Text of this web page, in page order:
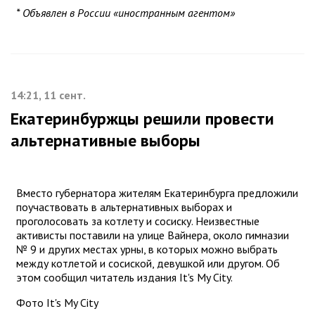
* Объявлен в России «иностранным агентом»
14:21, 11 сент.
Екатеринбуржцы решили провести
альтернативные выборы
Вместо губернатора жителям Екатеринбурга предложили
поучаствовать в альтернативных выборах и
проголосовать за котлету и сосиску. Неизвестные
активисты поставили на улице Вайнера, около гимназии
№ 9 и других местах урны, в которых можно выбрать
между котлетой и сосиской, девушкой или другом. Об
этом сообщил читатель издания It's My City.
Фото It's My City